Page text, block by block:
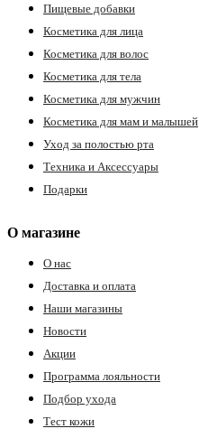
Пищевые добавки
Косметика для лица
Косметика для волос
Косметика для тела
Косметика для мужчин
Косметика для мам и малышей
Уход за полостью рта
Техника и Аксессуары
Подарки
О магазине
О нас
Доставка и оплата
Наши магазины
Новости
Акции
Программа лояльности
Подбор ухода
Тест кожи